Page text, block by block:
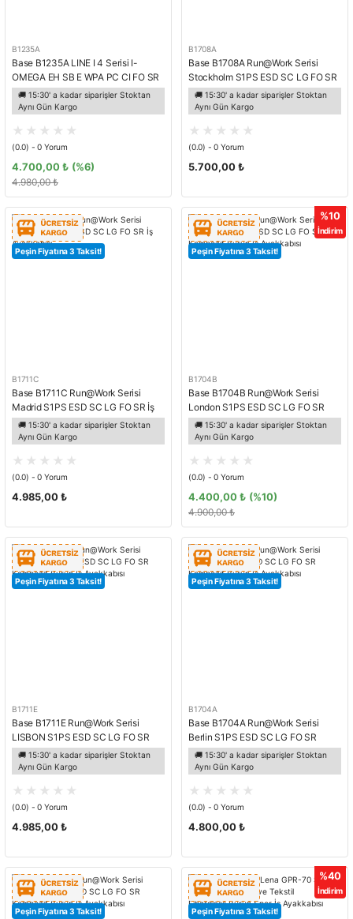
B1235A
Base B1235A LINE I 4 Serisi I-
OMEGA EH SB E WPA PC CI FO SR
Kompozit Burun Elektrikçi İş
Ayakkabısı
🚚 15:30' a kadar siparişler Stoktan
Aynı Gün Kargo
(0.0) - 0 Yorum
4.700,00 ₺
4.980,00 ₺
(%6)
B1708A
Base B1708A Run@Work Serisi
Stockholm S1PS ESD SC LG FO SR
İş Ayakkabısı
🚚 15:30' a kadar siparişler Stoktan
Aynı Gün Kargo
(0.0) - 0 Yorum
5.700,00 ₺
Peşin Fiyatına 3 Taksit!
B1711C
Base B1711C Run@Work Serisi
Madrid S1PS ESD SC LG FO SR İş
Ayakkabısı
🚚 15:30' a kadar siparişler Stoktan
Aynı Gün Kargo
(0.0) - 0 Yorum
4.985,00 ₺
%10
İndirim
Peşin Fiyatına 3 Taksit!
B1704B
Base B1704B Run@Work Serisi
London S1PS ESD SC LG FO SR
Kompozit Burun İş Ayakkabısı
🚚 15:30' a kadar siparişler Stoktan
Aynı Gün Kargo
(0.0) - 0 Yorum
4.400,00 ₺
4.900,00 ₺
(%10)
Peşin Fiyatına 3 Taksit!
B1711E
Base B1711E Run@Work Serisi
LISBON S1PS ESD SC LG FO SR
Kompozit Burun İş Ayakkabısı
🚚 15:30' a kadar siparişler Stoktan
Aynı Gün Kargo
(0.0) - 0 Yorum
4.985,00 ₺
Peşin Fiyatına 3 Taksit!
B1704A
Base B1704A Run@Work Serisi
Berlin S1PS ESD SC LG FO SR
Kompozit Burun İş Ayakkabısı
🚚 15:30' a kadar siparişler Stoktan
Aynı Gün Kargo
(0.0) - 0 Yorum
4.800,00 ₺
Peşin Fiyatına 3 Taksit!
%40
İndirim
Peşin Fiyatına 3 Taksit!